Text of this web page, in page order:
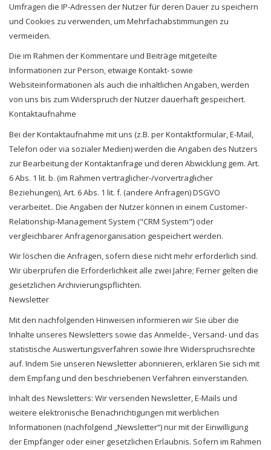
Umfragen die IP-Adressen der Nutzer für deren Dauer zu speichern
und Cookies zu verwenden, um Mehrfachabstimmungen zu
vermeiden.
Die im Rahmen der Kommentare und Beiträge mitgeteilte
Informationen zur Person, etwaige Kontakt- sowie
Websiteinformationen als auch die inhaltlichen Angaben, werden
von uns bis zum Widerspruch der Nutzer dauerhaft gespeichert.
Kontaktaufnahme
Bei der Kontaktaufnahme mit uns (z.B. per Kontaktformular, E-Mail,
Telefon oder via sozialer Medien) werden die Angaben des Nutzers
zur Bearbeitung der Kontaktanfrage und deren Abwicklung gem. Art.
6 Abs. 1 lit. b. (im Rahmen vertraglicher-/vorvertraglicher
Beziehungen), Art. 6 Abs. 1 lit. f. (andere Anfragen) DSGVO
verarbeitet.. Die Angaben der Nutzer können in einem Customer-
Relationship-Management System ("CRM System") oder
vergleichbarer Anfragenorganisation gespeichert werden.
Wir löschen die Anfragen, sofern diese nicht mehr erforderlich sind.
Wir überprüfen die Erforderlichkeit alle zwei Jahre; Ferner gelten die
gesetzlichen Archivierungspflichten.
Newsletter
Mit den nachfolgenden Hinweisen informieren wir Sie über die
Inhalte unseres Newsletters sowie das Anmelde-, Versand- und das
statistische Auswertungsverfahren sowie Ihre Widerspruchsrechte
auf. Indem Sie unseren Newsletter abonnieren, erklären Sie sich mit
dem Empfang und den beschriebenen Verfahren einverstanden.
Inhalt des Newsletters: Wir versenden Newsletter, E-Mails und
weitere elektronische Benachrichtigungen mit werblichen
Informationen (nachfolgend „Newsletter“) nur mit der Einwilligung
der Empfänger oder einer gesetzlichen Erlaubnis. Sofern im Rahmen